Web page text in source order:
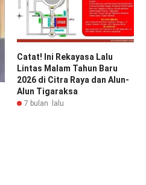
Catat! Ini Rekayasa Lalu
Lintas Malam Tahun Baru
2026 di Citra Raya dan Alun-
Alun Tigaraksa
7 bulan lalu